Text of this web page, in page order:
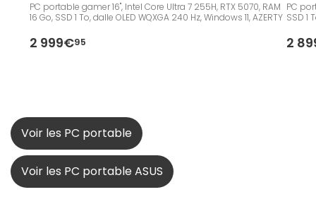
PC portable gamer 16", Intel Core Ultra 7 255H, RTX 5070, RAM
16 Go, SSD 1 To, dalle OLED WQXGA 240 Hz, Windows 11, AZERTY
2 999€95
PC
SSD 1
2
Voir les PC portable
Voir les PC portable ASUS